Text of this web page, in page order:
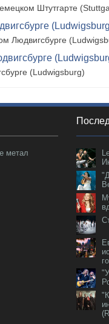
Штутгарте
Людвигсбурге
(Ludwigsburg)
метал